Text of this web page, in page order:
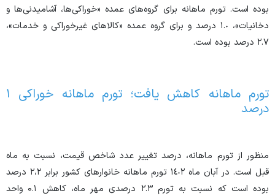
بوده است. تورم ماهانه برای گروه‌های عمده «خوراکی‌ها، آشامیدنی‌ها و
دخانیات»، ١.٠ درصد و برای گروه عمده «کالا‌های غیرخوراکی و خدمات»،
٢.٧ درصد بوده است.
تورم ماهانه کاهش یافت؛ تورم ماهانه خوراکی ۱
درصد
منظور از تورم ماهانه، درصد تغییر عدد شاخص قیمت، نسبت به ماه
قبل است. در آبان ماه ١٤٠٢ تورم ماهانه خانوار‌های کشور برابر ٢،٢ درصد
بوده است که نسبت به تورم ۲.۳ درصدی مهر ماه، کاهش ۰.۱ واحد